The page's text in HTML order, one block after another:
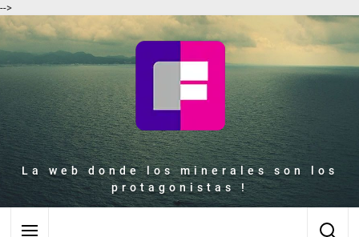
-->
La web donde los minerales son los
protagonistas !